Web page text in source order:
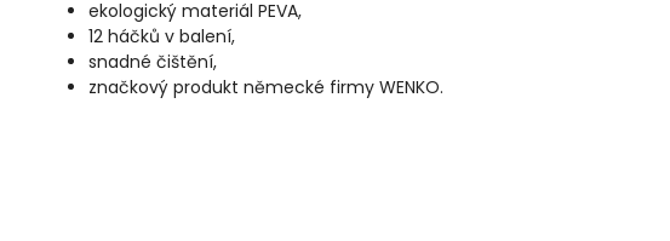
ekologický materiál PEVA,
12 háčků v balení,
snadné čištění,
značkový produkt německé firmy WENKO.